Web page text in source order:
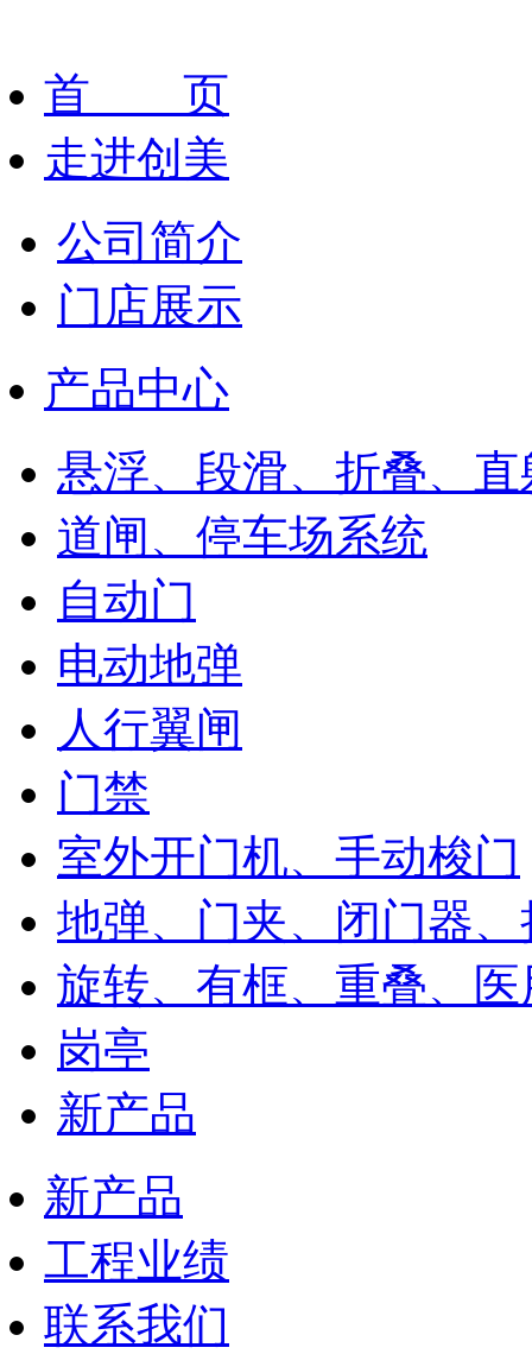
首 页
走进创美
公司简介
门店展示
产品中心
悬浮、段滑、折叠、直
道闸、停车场系统
自动门
电动地弹
人行翼闸
门禁
室外开门机、手动梭门
地弹、门夹、闭门器、
旋转、有框、重叠、医
岗亭
新产品
新产品
工程业绩
联系我们